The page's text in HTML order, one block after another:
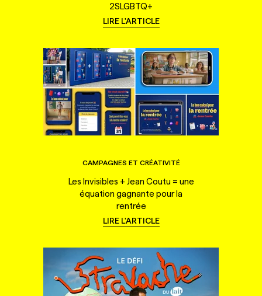
2SLGBTQ+
LIRE L'ARTICLE
CAMPAGNES ET CRÉATIVITÉ
Les Invisibles + Jean Coutu = une
équation gagnante pour la
rentrée
LIRE L'ARTICLE